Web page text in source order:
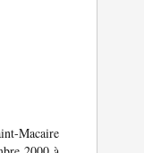
Macaire